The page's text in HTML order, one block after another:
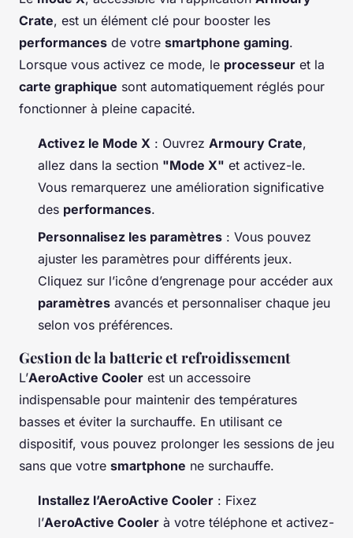
Crate, est un élément clé pour booster les
performances de votre smartphone gaming.
Lorsque vous activez ce mode, le processeur et la
carte graphique sont automatiquement réglés pour
fonctionner à pleine capacité.
Activez le Mode X : Ouvrez Armoury Crate,
allez dans la section "Mode X" et activez-le.
Vous remarquerez une amélioration significative
des performances.
Personnalisez les paramètres : Vous pouvez
ajuster les paramètres pour différents jeux.
Cliquez sur l’icône d’engrenage pour accéder aux
paramètres avancés et personnaliser chaque jeu
selon vos préférences.
Gestion de la batterie et refroidissement
L’AeroActive Cooler est un accessoire
indispensable pour maintenir des températures
basses et éviter la surchauffe. En utilisant ce
dispositif, vous pouvez prolonger les sessions de jeu
sans que votre smartphone ne surchauffe.
Installez l’AeroActive Cooler : Fixez
l’AeroActive Cooler à votre téléphone et activez-